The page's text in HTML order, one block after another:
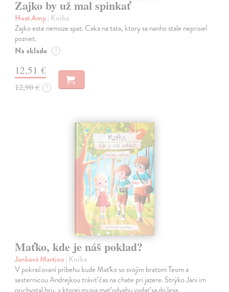
Zajko by už mal spinkať
Hest Amy| Kniha
Zajko este nemoze spat. Caka na tata, ktory sa nanho stale neprisiel
pozriet.
Na sklade ?
12,51 €
12,90 € ?
Maťko, kde je náš poklad?
Janková Martina| Kniha
V pokračovaní príbehu bude Maťko so svojím bratom Teom a
sesternicou Andrejkou tráviť čas na chate pri jazere. Strýko Jani im